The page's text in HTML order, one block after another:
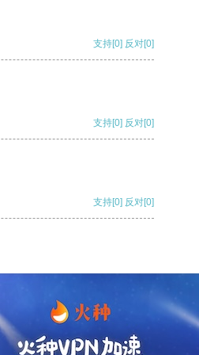
支持[0] 反对[0]
支持[0] 反对[0]
支持[0] 反对[0]